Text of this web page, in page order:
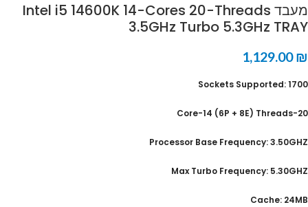
מעבד Intel i5 14600K 14-Cores 20-Threads
3.5GHz Turbo 5.3GHz TRAY
1,129.00₪
Sockets Supported:1700
Core-14 (6P + 8E) Threads-20
Processor Base Frequency: 3.50GHZ
Max Turbo Frequency: 5.30GHZ
Cache: 24MB